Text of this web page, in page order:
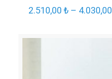
2.510,00 ₺– 4.030,00